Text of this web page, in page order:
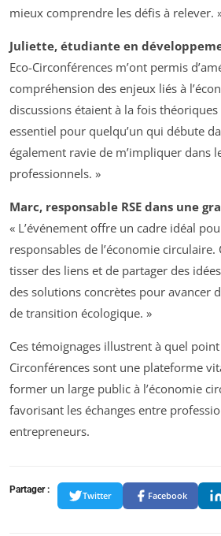
mieux comprendre les défis à relever.
Juliette, étudiante en
Eco-Circonférences m’ont permis
compréhension des enjeux liés à
discussions étaient à la fois
essentiel pour quelqu’un qui débute
également ravie de m’impliquer dans
professionnels. »
Marc, responsable RSE dans une
« L’événement offre un cadre idéal
responsables de l’économie circulaire.
tisser des liens et de partager des
des solutions concrètes pour avancer
de transition écologique. »
Ces témoignages illustrent à quel point
Circonférences sont une plateforme
former un large public à l’économie
favorisant les échanges entre
entrepreneurs.
Partager :
Twitter Facebook